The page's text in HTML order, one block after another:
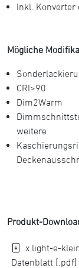
Inkl. Konverter
Mögliche
CRI>90
Dim2Warm
weitere
Produkt-
x.light-e-
Datenblatt [.pdf]